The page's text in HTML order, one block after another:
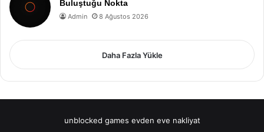
Buluştuğu Nokta
Admin 8 Ağustos 2026
Daha Fazla Yükle
unblocked games evden eve nakliyat